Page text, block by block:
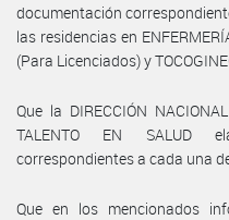
documentación
las residencias en
(Para Licenciados) y
Que la DIRECCIÓN
TALENTO EN SALUD
correspondientes a cada una
Que en los mencionados